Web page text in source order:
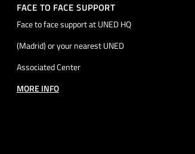
FACE TO FACE SUPPORT
Face to face support at UNED HQ
(Madrid) or your nearest UNED
Associated Center
MORE INFO